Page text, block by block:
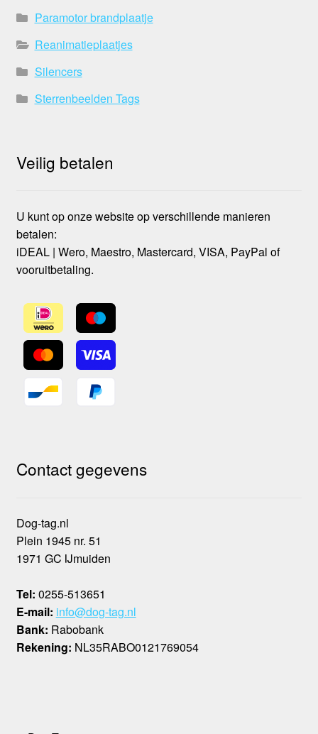
Paramotor brandplaatje
Reanimatieplaatjes
Silencers
Sterrenbeelden Tags
Veilig betalen
U kunt op onze website op verschillende manieren
betalen:
iDEAL | Wero, Maestro, Mastercard, VISA, PayPal of
vooruitbetaling.
Contact gegevens
Dog-tag.nl
Plein 1945 nr. 51
1971 GC IJmuiden
Tel: 0255-513651
E-mail: info@dog-tag.nl
Bank: Rabobank
Rekening: NL35RABO0121769054